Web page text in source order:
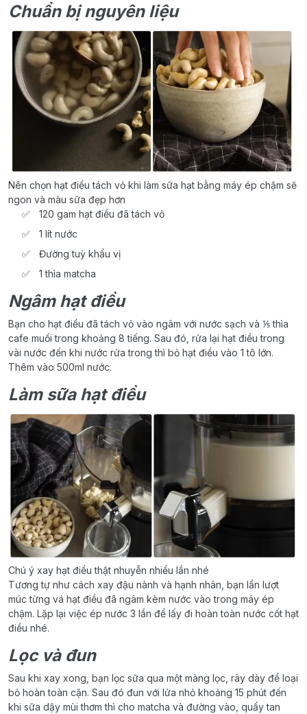
Chuẩn bị nguyên liệu
Nên chọn hạt điều tách vỏ khi làm sữa hạt bằng máy ép chậm sẽ
ngon và màu sữa đẹp hơn
120 gam hạt điều đã tách vỏ
1 lít nước
Đường tuỳ khẩu vị
1 thìa matcha
Ngâm hạt điều
Bạn cho hạt điều đã tách vỏ vào ngâm với nước sạch và ⅕ thìa
cafe muối trong khoảng 8 tiếng. Sau đó, rửa lại hạt điều trong
vài nước đến khi nước rửa trong thì bỏ hạt điều vào 1 tô lớn.
Thêm vào 500ml nước.
Làm sữa hạt điều
Chú ý xay hạt điều thật nhuyễn nhiều lần nhé
Tương tự như cách xay đậu nành và hạnh nhân, bạn lần lượt
múc từng vá hạt điều đã ngâm kèm nước vào trong máy ép
chậm. Lặp lại việc ép nước 3 lần để lấy đi hoàn toàn nước cốt hạt
điều nhé.
Lọc và đun
Sau khi xay xong, bạn lọc sữa qua một màng lọc, rây dày để loại
bỏ hoàn toàn cặn. Sau đó đun với lửa nhỏ khoảng 15 phút đến
khi sữa dậy mùi thơm thì cho matcha và đường vào, quấy tan